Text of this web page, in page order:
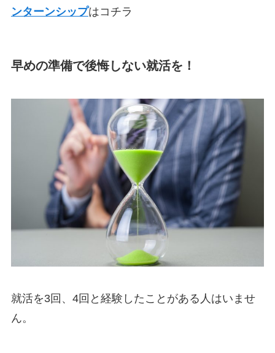
ンターンシップはコチラ
早めの準備で後悔しない就活を！
就活を3回、4回と経験したことがある人はいませ
ん。